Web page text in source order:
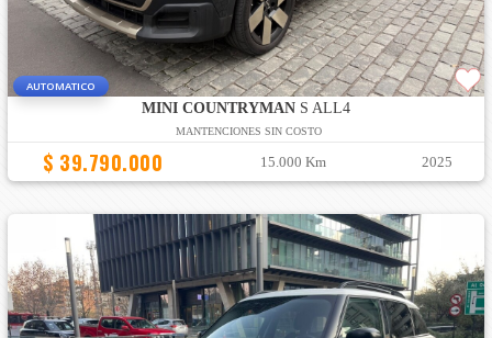
AUTOMATICO
MINI COUNTRYMANS ALL4
MANTENCIONES SIN COSTO
$ 39.790.000 15.000 Km 2025